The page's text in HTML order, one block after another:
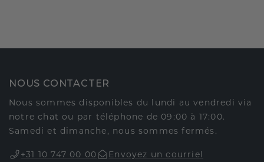
NOUS CONTACTER
Nous sommes disponibles du lundi au vendredi via
notre chat ou par téléphone de 09:00 à 17:00.
Samedi et dimanche, nous sommes fermés.
+31 10 747 00 00
Envoyez un courriel